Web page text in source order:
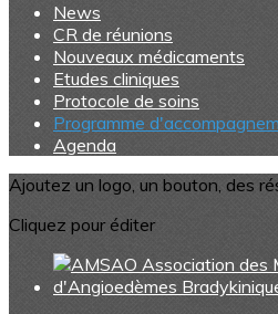
News
CR de réunions
Nouveaux médicaments
Etudes cliniques
Protocole de soins
Programme
Agenda
Ajoutez un logo, un bouton, des
Cliquez pour éditer